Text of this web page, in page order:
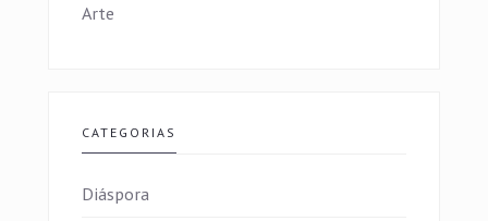
Arte
CATEGORIAS
Diáspora